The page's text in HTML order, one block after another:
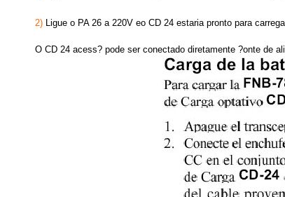
2) Ligue o PA 26 a 220V eo CD 24 estaria pronto para
O CD 24 acess? pode ser conectado diretamente ?onte de